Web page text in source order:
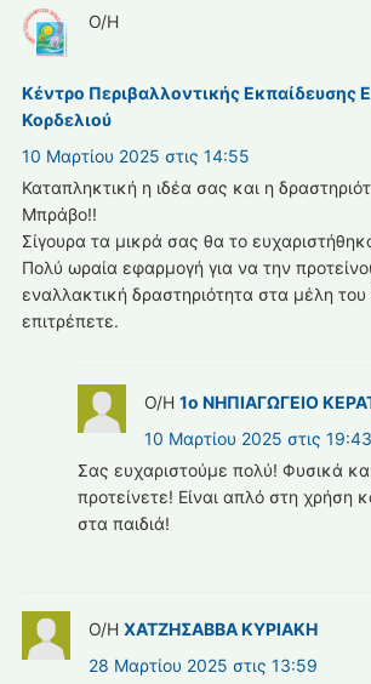
Ο/Η
Κέντρο Περιβαλλοντικής Εκπαίδευσης
Κορδελιού
10 Μαρτίου 2025 στις 14:55
Καταπληκτική η ιδέα σας και η
Μπράβο!!
Σίγουρα τα μικρά σας θα το
Πολύ ωραία εφαρμογή για να την
εναλλακτική δραστηριότητα στα μέλη
επιτρέπετε.
Ο/Η 1ο ΝΗΠΙΑΓΩΓΕΙΟ
10 Μαρτίου 2025 στις 19:43
Σας ευχαριστούμε πολύ! Φυσικά
προτείνετε! Είναι απλό στη χρήση
στα παιδιά!
Ο/Η ΧΑΤΖΗΣΑΒΒΑ ΚΥΡΙΑΚΗ
28 Μαρτίου 2025 στις 13:59